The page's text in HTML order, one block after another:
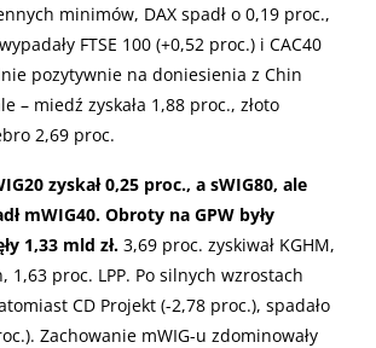
minimów, DAX spadł o 0,19 proc.,
FTSE 100 (+0,52 proc.) i CAC40
pozytywnie na doniesienia z Chin
– miedź zyskała 1,88 proc., złoto
2,69 proc.
zyskał 0,25 proc., a sWIG80, ale
mWIG40. Obroty na GPW były
1,33 mld zł. 3,69 proc. zyskiwał KGHM,
1,63 proc. LPP. Po silnych wzrostach
CD Projekt (-2,78 proc.), spadało
Zachowanie mWIG-u zdominowały